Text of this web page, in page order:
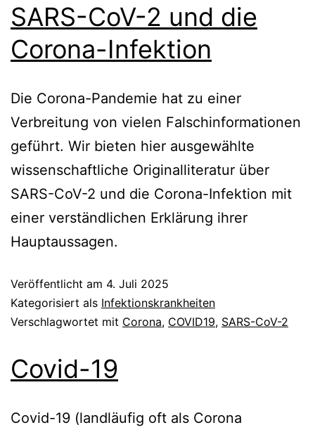
SARS-CoV-2 und die
Corona-Infektion
Die Corona-Pandemie hat zu einer
Verbreitung von vielen Falschinformationen
geführt. Wir bieten hier ausgewählte
wissenschaftliche Originalliteratur über
SARS-CoV-2 und die Corona-Infektion mit
einer verständlichen Erklärung ihrer
Hauptaussagen.
Veröffentlicht am 4. Juli 2025
Kategorisiert als Infektionskrankheiten
Verschlagwortet mit Corona, COVID19, SARS-CoV-2
Covid-19
Covid-19 (landläufig oft als Corona